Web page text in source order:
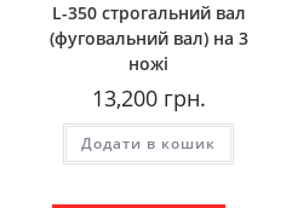
L-350 строгальний вал
(фуговальний вал) на 3
ножі
13,200грн.
Додати в кошик